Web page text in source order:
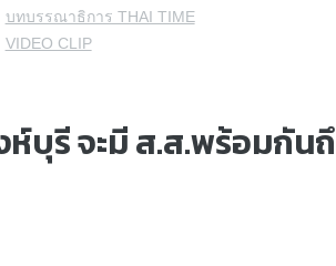
บทบรรณาธิการ THAI TIME
VIDEO CLIP
บุรี จะมี ส.ส.พร้อมกัน